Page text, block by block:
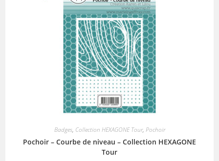
Badges, Collection HEXAGONE Tour, Pochoir
Pochoir – Courbe de niveau – Collection HEXAGONE
Tour